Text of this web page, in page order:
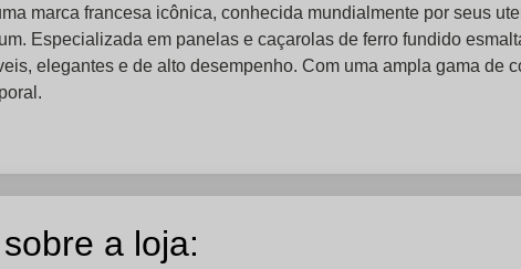
marca francesa icônica, conhecida mundialmente por seus
Especializada em panelas e caçarolas de ferro fundido
elegantes e de alto desempenho. Com uma ampla gama de
a loja: